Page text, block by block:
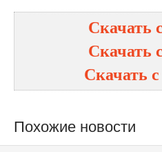
Скачать с
Скачать с
Скачать с
Похожие новости